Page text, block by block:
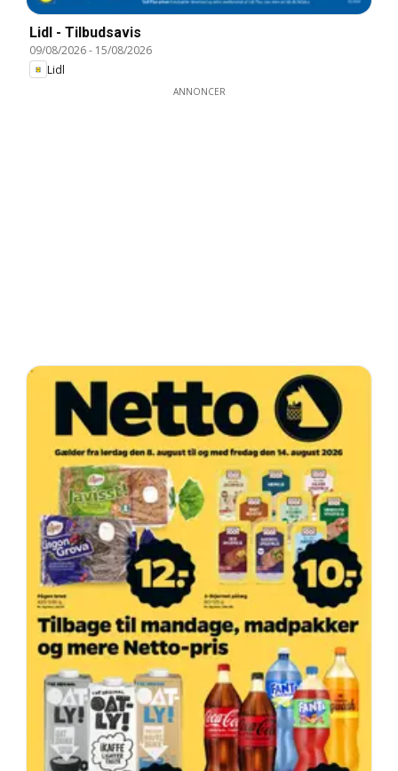
Lidl - Tilbudsavis
09/08/2026- 15/08/2026
Lidl
ANNONCER